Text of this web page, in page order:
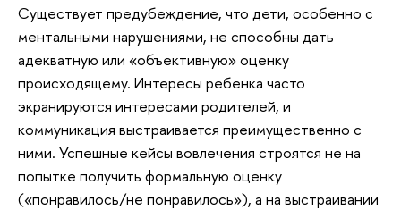
Существует предубеждение, что дети, особенно с
ментальными нарушениями, не способны дать
адекватную или «объективную» оценку
происходящему. Интересы ребенка часто
экранируются интересами родителей, и
коммуникация выстраивается преимущественно с
ними. Успешные кейсы вовлечения строятся не на
попытке получить формальную оценку
(«понравилось/не понравилось»), а на выстраивании